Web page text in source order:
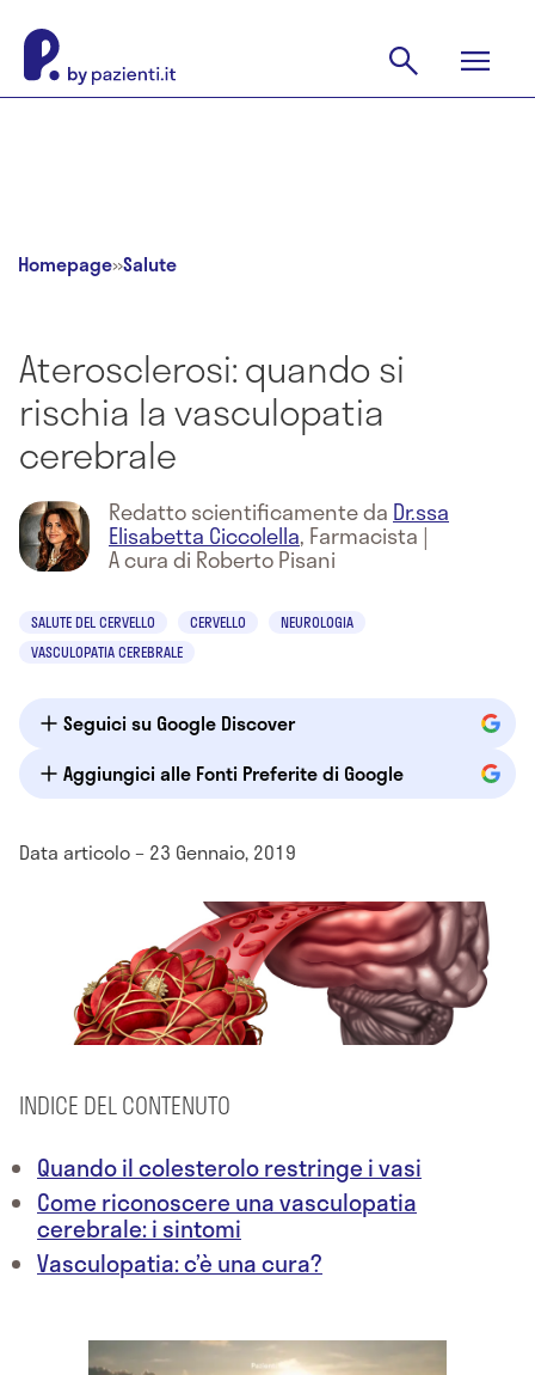
Homepage»Salute
Aterosclerosi: quando si
rischia la vasculopatia
cerebrale
Redatto scientificamente da Dr.ssa
Elisabetta Ciccolella, Farmacista |
A cura di Roberto Pisani
SALUTE DEL CERVELLO CERVELLO
NEUROLOGIA
VASCULOPATIA CEREBRALE
Seguici su Google Discover
Aggiungici alle Fonti Preferite di Google
Data articolo – 23 Gennaio, 2019
INDICE DEL CONTENUTO
Quando il colesterolo restringe i vasi
Come riconoscere una vasculopatia
cerebrale: i sintomi
Vasculopatia: c’è una cura?